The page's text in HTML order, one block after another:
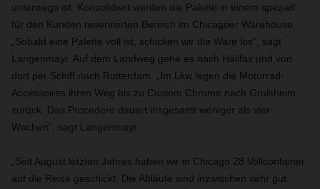
unterwegs ist. Konsolidiert werden die Pakete in einem speziell
für den Kunden reservierten Bereich im Chicagoer Warehouse.
„Sobald eine Palette voll ist, schicken wir die Ware los“, sagt
Langenmayr. Auf dem Landweg gehe es nach Halifax und von
dort per Schiff nach Rotterdam. „Im Lkw legen die Motorrad-
Accessoires ihren Weg bis zu Custom Chrome nach Grolsheim
zurück. Das Procedere dauert insgesamt weniger als vier
Wochen“, sagt Langenmayr.
„Seit August letzten Jahres haben wir in Chicago 28 Vollcontainer
auf die Reise geschickt. Die Abläufe sind inzwischen sehr gut